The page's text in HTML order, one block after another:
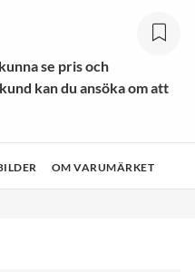
se pris och
kan du ansöka om att
OM VARUMÄRKET